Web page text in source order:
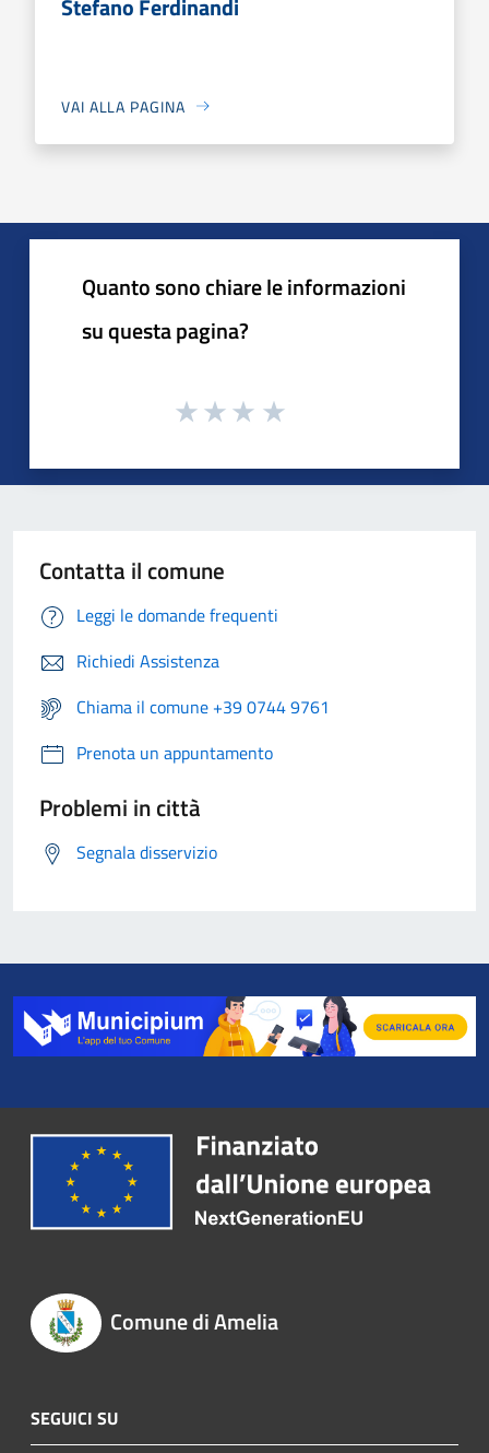
VAI ALLA PAGINA
Quanto sono chiare le informazioni
su questa pagina?
Contatta il comune
Leggi le domande frequenti
Richiedi Assistenza
Chiama il comune +39 0744 9761
Prenota un appuntamento
Problemi in città
Segnala disservizio
Comune di Amelia
SEGUICI SU